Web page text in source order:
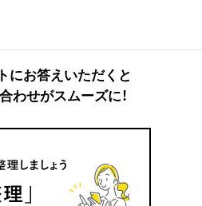
にお答えいただくと
わせがスムーズに！